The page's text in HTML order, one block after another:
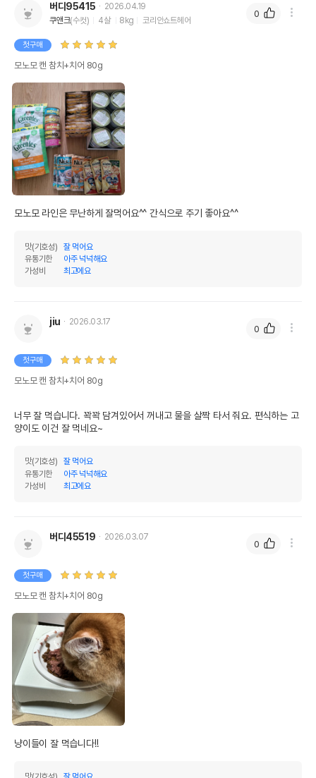
버디95415
2026.04.19
쿠앤크(수컷) 4살 8kg 코리안쇼트헤어
첫구매
모노모 캔 참치+치어 80g
모노모 라인은 무난하게 잘먹어요^^ 간식으로 주기 좋아요^^
맛(기호성)
잘 먹어요
유통기한
아주 넉넉해요
가성비
최고에요
0
jiu 2026.03.17
첫구매
모노모 캔 참치+치어 80g
너무 잘 먹습니다. 꽉꽉 담겨있어서 꺼내고 물을 살짝 타서 줘요. 편식하는 고
양이도 이건 잘 먹네요~
맛(기호성)
잘 먹어요
유통기한
아주 넉넉해요
가성비
최고에요
0
버디45519 2026.03.07
첫구매
모노모 캔 참치+치어 80g
냥이들이 잘 먹습니다!!
0